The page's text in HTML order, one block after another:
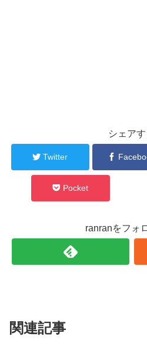
シェアす
Twitter
Pocket
ranranをフォ
関連記事